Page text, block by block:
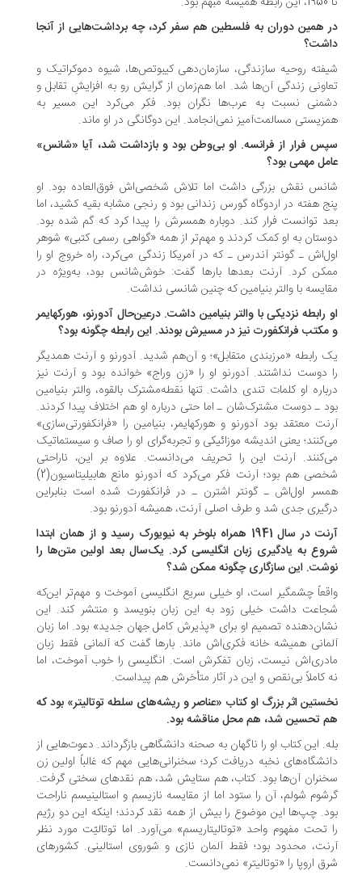
همین دوران به فلسطین هم سفر کرد، چه برداشت‌هایی از آنجا
روحیه سازندگی، سازمان‌دهی کیبوتص‌ها، شیوه دموکراتیک و
زندگی آن‌ها شد. اما هم‌زمان از گرایش رو به افزایشِ تقابل و
نسبت به عرب‌ها نگران بود. فکر می‌کرد این مسیر به
مسالمت‌آمیز نمی‌انجامد. این دوگانگی در او ماند.
فرار از فرانسه. او بی‌وطن بود و بازداشت شد، آیا «شانس»
مهمی بود؟
نقش بزرگی داشت اما تلاش شخصی‌اش فوق‌العاده بود. او
هفته در اردوگاه گورس زندانی بود و رنجی مشابه بقیه کشید، اما
توانست فرار کند. دوباره همسرش را پیدا کرد که گم شده بود.
به او کمک کردند و مهم‌تر از همه «گواهی رسمی کتبی» شوهر
ـ گونتر آندرس ـ که در آمریکا زندگی می‌کرد، راه خروج او را
کرد. آرنت بعدها بارها گفت: خوش‌شانس بود، به‌ویژه در
با والتر بنیامین که چنین شانسی نداشت.
رابطه نزدیکی با والتر بنیامین داشت. درعین‌حال آدورنو، هورکهایمر
فرانکفورت نیز در مسیرش بودند. این رابطه چگونه بود؟
رابطه «مرزبندی متقابل»؛ و آن‌هم شدید. آدورنو و آرنت همدیگر
دوست نداشتند. آدورنو او را «زنِ وراج» خوانده بود و آرنت نیز
او کلمات تندی داشت. تنها نقطه‌مشترک بالقوه، والتر بنیامین
ـ دوست مشترک‌شان ـ اما حتی درباره او هم اختلاف پیدا کردند.
معتقد بود آدورنو و هورکهایمر، بنیامین را «فرانکفورتی‌سازی»
یعنی اندیشه موزائیکی و تجربه‌گرای او را صاف و سیستماتیک
آرنت این را تحریف می‌دانست. علاوه بر این، ناراحتی
شخصی هم بود؛ آرنت فکر می‌کرد که آدورنو مانع هابیلیتاسیون(2)
اول‌اش ـ گونتر اشترن ـ در فرانکفورت شده است بنابراین
جدی شد و طرف اصلی آرنت، همیشه آدورنو بود.
‌آرنت در سال 1941 همراه بلوخر به نیویورک رسید و از همان ابتدا
به یادگیری زبان انگلیسی کرد. یک‌سال بعد اولین متن‌ها را
این سازگاری چگونه ممکن شد؟
چشمگیر است، او خیلی سریع انگلیسی آموخت و مهم‌تر این‌که
داشت خیلی زود به این زبان بنویسد و منتشر کند. این
تصمیم او برای «پذیرش کامل جهان جدید» بود. اما زبان
همیشه خانه فکری‌اش ماند. بارها گفت که آلمانی فقط زبان
نیست، زبان تفکرش است. انگلیسی را خوب آموخت، اما
کاملاً بی‌نقص و این در آثار متأخرش هم پیداست.
اثر بزرگ او کتاب «عناصر و ریشه‌های سلطه توتالیتر» بود که
تحسین شد، هم محل مناقشه بود.
این کتاب او را ناگهان به صحنه دانشگاهی بازگرداند. دعوت‌هایی از
نخبه دریافت کرد؛ سخنرانی‌هایی مهم که غالباً اولین زن
آن‌ها بود. کتاب، هم ستایش شد، هم نقدهای سختی گرفت.
شولم، آن را ستود اما از مقایسه نازیسم و استالینیسم ناراحت
چپ‌ها این موضوع را بیش از همه نقد کردند؛ اینکه این دو رژیم
تحت مفهوم واحد «توتالیتاریسم» می‌آورد. اما توتالیّت مورد نظر
محدود بود؛ فقط آلمان نازی و شوروی استالینی. کشورهای
اروپا را «توتالیتر» نمی‌دانست.